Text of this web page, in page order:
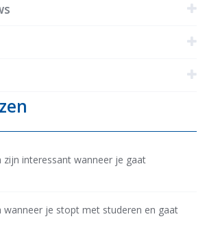
zijn interessant wanneer je gaat
je stopt met studeren en gaat